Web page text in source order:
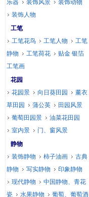
乐器 装饰风景
装饰动物
装饰人物
工笔
工笔花鸟
工笔人物
工笔
静物
工笔荷花
贴金 银箔
工笔画
花园
花园景
向日葵田园
薰衣
草田园
蒲公英
田园风景
葡萄田园景
油菜花田园
室内景
门、窗风景
静物
装饰静物
柿子油画
古典
静物
写实静物
印象静物
现代静物
中国静物、青花
瓷
水果静物
葡萄、葡萄酒